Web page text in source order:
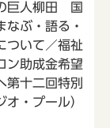
巨人柳田 国
ぶ・語る・
ついて／福祉
ン助成金希望
第十二回特別
・プール）